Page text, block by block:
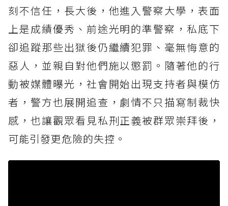
刻不信任，長大後，他進入警察大學，表面
上是成績優秀、前途光明的準警察，私底下
卻追蹤那些出獄後仍繼續犯罪、毫無悔意的
惡人，並親自對他們施以懲罰。隨著他的行
動被媒體曝光，社會開始出現支持者與模仿
者，警方也展開追查，劇情不只描寫制裁快
感，也讓觀眾看見私刑正義被群眾崇拜後，
可能引發更危險的失控。